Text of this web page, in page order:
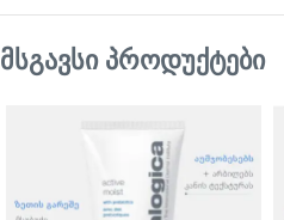
მსგავსი პროდუქტები